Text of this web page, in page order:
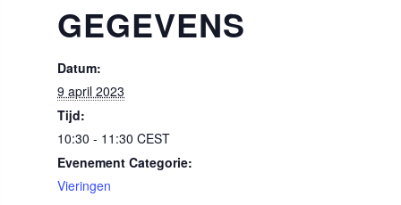
GEGEVENS
Datum:
9 april 2023
Tijd:
10:30 - 11:30 CEST
Evenement Categorie:
Vieringen